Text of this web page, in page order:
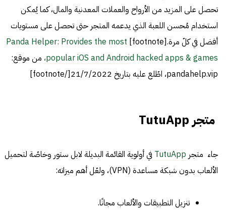
تحصل على المزيد من الأرواح والعملات المعدنية والمال، كما يُمكن
استخدام مُحسن اللعبة الذي يدعمه المتجر حتى تحصل على مستويات
أفضل في كلّ مرة.[footnote]
Panda Helper: Provides the most
popular iOS and Android hacked apps & games، من موقع:
pandahelp.vip، اطّلع عليه بتاريخ 21/7/2022[/footnote]
متجر TutuApp
جاء متجر TutuApp في أولوية القائمة البديلة لابل ستور وخاصّة لتحميل
الألعاب بدون شبكة مساعدة (VPN)، ولعّل أهم ميزاته:
تنزيل التطبيقات والألعاب مجانًا.